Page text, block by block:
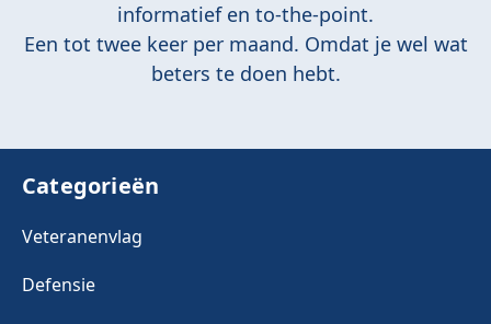
informatief en to-the-point.
Een tot twee keer per maand. Omdat je wel wat
beters te doen hebt.
Categorieën
Veteranenvlag
Defensie